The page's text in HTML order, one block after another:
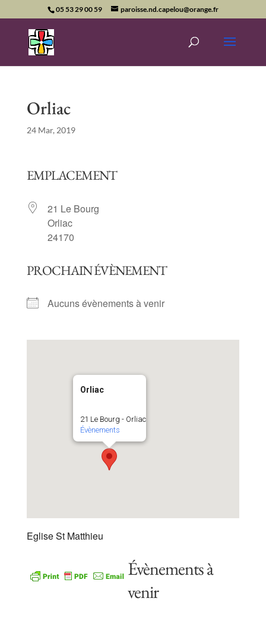
05 53 29 00 59 paroisse.nd.capelou@orange.fr
Orliac
24 Mar, 2019
EMPLACEMENT
21 Le Bourg
Orliac
24170
PROCHAIN ÉVÈNEMENT
Aucuns évènements à venir
Orliac
21 Le Bourg - Orliac
Évènements
Eglise St Matthieu
Évènements à
venir